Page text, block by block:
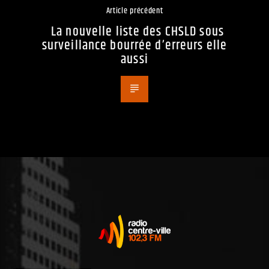
Article précédent
La nouvelle liste des CHSLD sous
surveillance bourrée d’erreurs elle
aussi